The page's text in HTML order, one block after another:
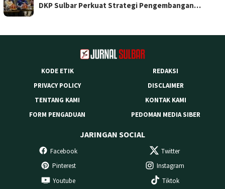
DKP Sulbar Perkuat Strategi Pengembangan…
KODE ETIK
REDAKSI
PRIVACY POLICY
DISCLAIMER
TENTANG KAMI
KONTAK KAMI
FORM PENGADUAN
PEDOMAN MEDIA SIBER
JARINGAN SOCIAL
Facebook
Twitter
Pinterest
Instagram
Youtube
Tiktok